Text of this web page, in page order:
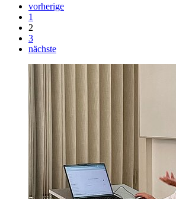
vorherige
1
2
3
nächste